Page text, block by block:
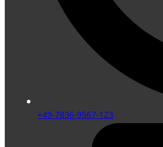
+49-7836-9567-123